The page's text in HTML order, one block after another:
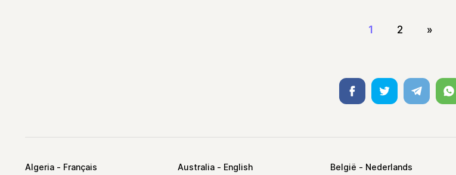
1 2 »
FacebookTwitter Telegram
Algeria Australia België